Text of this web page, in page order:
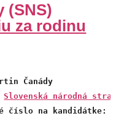
(SNS)
za rodinu
Čanády
Slovenská národná strana
číslo na kandidátke: